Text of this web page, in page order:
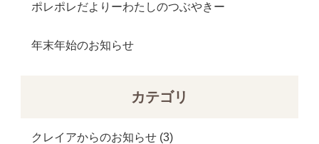
ポレポレだよりーわたしのつぶやきー
年末年始のお知らせ
カテゴリ
クレイアからのお知らせ(3)